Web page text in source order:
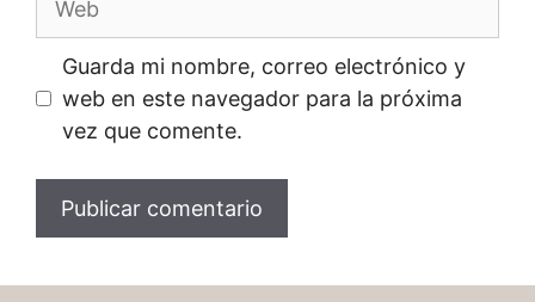
Guarda mi nombre, correo electrónico y
web en este navegador para la próxima
vez que comente.